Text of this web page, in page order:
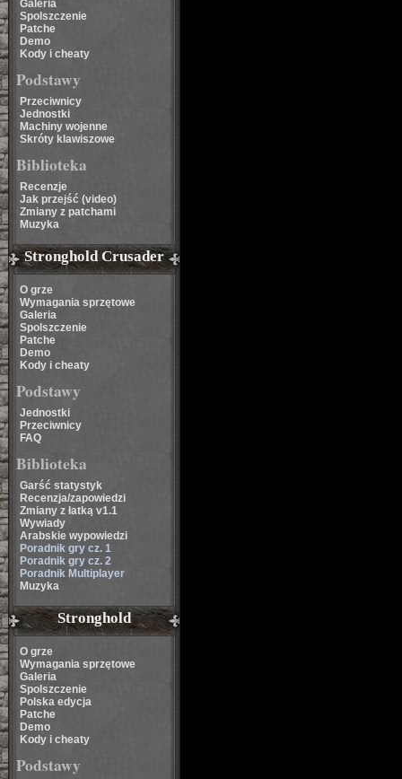
Galeria
Spolszczenie
Patche
Demo
Kody i cheaty
Podstawy
Przeciwnicy
Jednostki
Machiny wojenne
Skróty klawiszowe
Biblioteka
Recenzje
Jak przejść (video)
Zmiany z patchami
Muzyka
Stronghold Crusader
O grze
Wymagania sprzętowe
Galeria
Spolszczenie
Patche
Demo
Kody i cheaty
Podstawy
Jednostki
Przeciwnicy
FAQ
Biblioteka
Garść statystyk
Recenzja/zapowiedzi
Zmiany z łatką v1.1
Wywiady
Arabskie wypowiedzi
Poradnik gry cz. 1
Poradnik gry cz. 2
Poradnik Multiplayer
Muzyka
Stronghold
O grze
Wymagania sprzętowe
Galeria
Spolszczenie
Polska edycja
Patche
Demo
Kody i cheaty
Podstawy